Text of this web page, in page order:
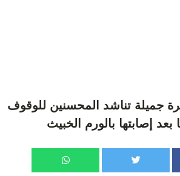
جميلة تناشد المحسنين للوقوف
بعد إصابتها بالورم الخبيث